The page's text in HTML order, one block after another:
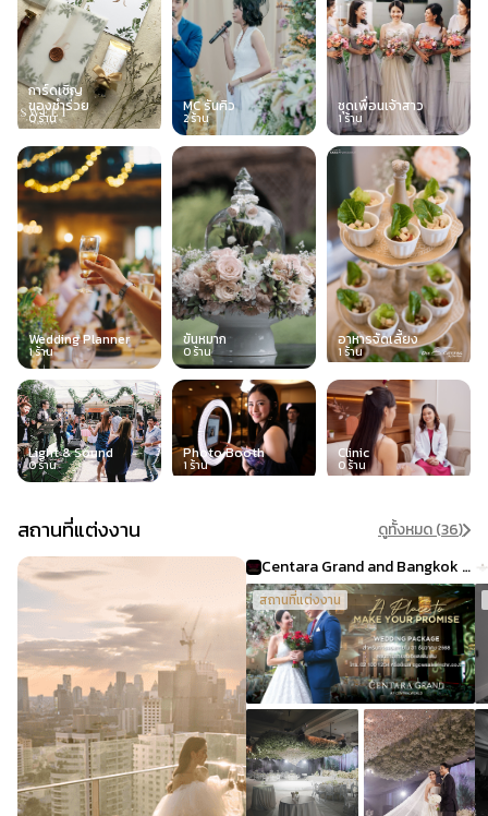
การ์ดเชิญ
ของชำร่วย
0ร้าน
MC รันคิว
2ร้าน
ชุดเพื่อนเจ้าสาว
1ร้าน
Wedding Planner
1ร้าน
ขันหมาก
0 ร้าน
อาหารจัดเลี้ยง
1ร้าน
Light & Sound
0ร้าน
Photo Booth
1 ร้าน
Clinic
0ร้าน
สถานที่แต่งงาน ดูทั้งหมด (36)
Centara Grand and Bangkok Convention Centre at CentralWorld
สถานที่แต่งงาน